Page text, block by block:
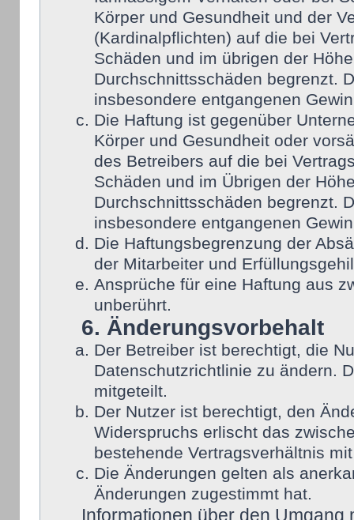
Körper und Gesundheit und der
(Kardinalpflichten) auf die bei
Schäden und im übrigen der
Durchschnittsschäden begrenzt.
insbesondere entgangenen
Die Haftung ist gegenüber
Körper und Gesundheit oder
des Betreibers auf die bei
Schäden und im Übrigen der
Durchschnittsschäden begrenzt.
insbesondere entgangenen
Die Haftungsbegrenzung der
der Mitarbeiter und
Ansprüche für eine Haftung aus
unberührt.
6. Änderungsvorbehalt
Der Betreiber ist berechtigt, die
Datenschutzrichtlinie zu ändern.
mitgeteilt.
Der Nutzer ist berechtigt, den
Widerspruchs erlischt das
bestehende Vertragsverhältnis
Die Änderungen gelten als
Änderungen zugestimmt hat.
Informationen über den